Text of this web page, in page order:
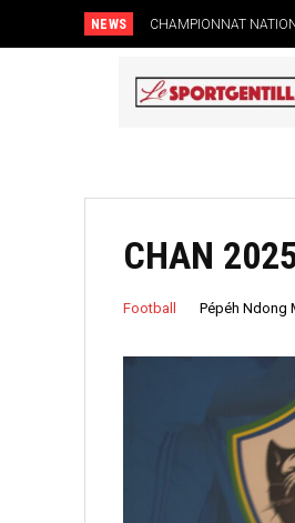
NEWS
CHAMPIONNAT
NYANGA DÉCROCHE
CHAN
Football Pépéh Ndong